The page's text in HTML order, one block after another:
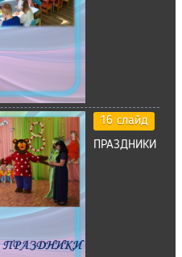
16 слайд
ПРАЗДНИКИ